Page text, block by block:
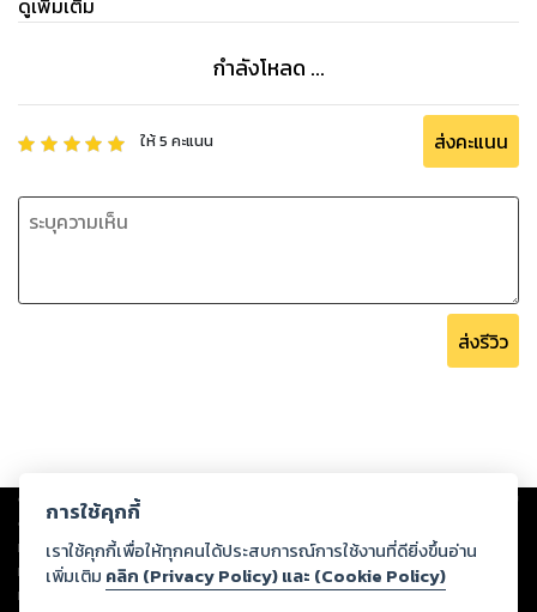
กำลังโหลด ...
ให้5 คะแนน ส่งคะแนน
ส่งรีวิว
Copyright © 2026
ต่อผลงานหรือเนื้อหาใดที่อัปโหลดผ่านเว็บไซต์และปรากฏว่าละเมิดสิทธิใน
ทรัพย์สินทางปัญญาของบุคคลอื่นหรือขัดต่อกฎหมายและศีลธรรม ดังนั้น ผู้อ่าน
ทุกท่านโปรดใช้วิจารณญาณในการกลั่นกรองด้วยตนเอง และหากท่านพบว่าส่วน
หนึ่งส่วนใดขัดต่อกฎหมายและศีลธรรม กรุณาแจ้งมายังบริษัท เพื่อทีมงานจะได้
การใช้คุกกี้
เราใช้คุกกี้เพื่อให้ทุกคนได้ประสบการณ์การใช้งานที่ดียิ่งขึ้นอ่าน
เพิ่มเติม คลิก (Privacy Policy) และ (Cookie Policy)